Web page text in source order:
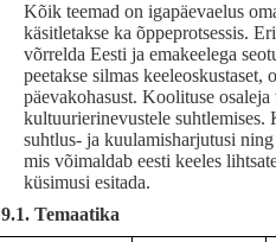
Kõik teemad on igapäevaelus
käsitletakse ka õppeprotsessis.
võrrelda Eesti ja emakeelega
peetakse silmas keeleoskustaset,
päevakohasust. Koolituse
kultuurierinevustele
suhtlus- ja kuulamisharjutusi
mis võimaldab eesti keeles
küsimusi esitada.
9.1. Temaatika